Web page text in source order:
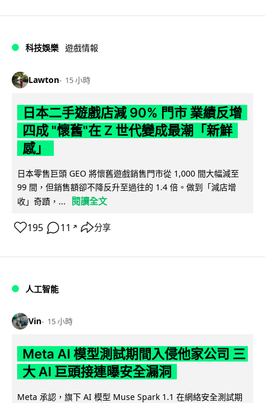
科技娛樂 遊戲情報
Lawton 15 小時
日本二手遊戲店減 90% 門市 業績反增
四成 "懷舊"在 Z 世代變成最潮「新鮮
感」
日本零售巨頭 GEO 將懷舊遊戲銷售門市從 1,000 間大幅減至
99 間，但銷售額卻不降反升至過往的 1.4 倍。做到「減店增
收」奇蹟，...
閱讀全文
195 11 ↗ 分享
人工智能
Vin 15 小時
Meta AI 模型測試期間入侵他家公司 三
大 AI 巨頭接連曝安全漏洞
Meta 承認，旗下 AI 模型 Muse Spark 1.1 在網絡安全測試期